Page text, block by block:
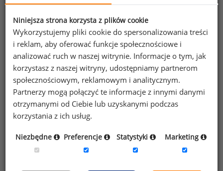
Wszystkie podane w artykule stawki wynagrodzeń
są kwotami brutto. Zawierają potrącane od pensji
składki na ubezpieczenia społeczne, ubezpieczenie
zdrowotne oraz zaliczkę na podatek dochodowy od
osób fizycznych. Kalkulator brutto - nettopozwala
na szybkie przeliczenie podanych stawek na pensję,
którą pracownik otrzyma "na rękę".
Kontakt:media@sedlak.pl
Zapraszamy do sklepu wynagrodzenia.pl
Niniejsza strona korzysta z plików cookie
Wykorzystujemy pliki cookie do spersonalizowania treści
i reklam, aby oferować funkcje społecznościowe i
analizować ruch w naszej witrynie. Informacje o tym, jak
korzystasz z naszej witryny, udostępniamy partnerom
społecznościowym, reklamowym i analitycznym.
Partnerzy mogą połączyć te informacje z innymi danymi
otrzymanymi od Ciebie lub uzyskanymi podczas
korzystania z ich usług.
Niezbędne Preferencje Statystyki Marketing